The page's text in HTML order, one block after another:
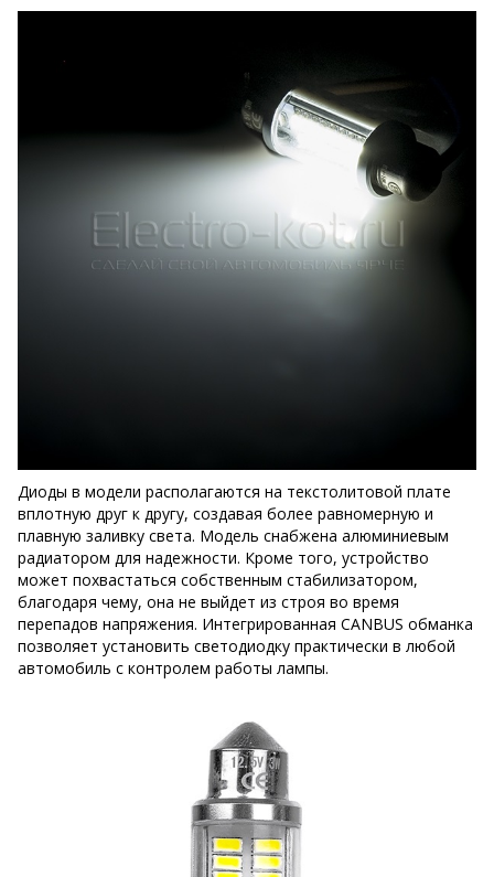
Диоды в модели располагаются на текстолитовой плате
вплотную друг к другу, создавая более равномерную и
плавную заливку света. Модель снабжена алюминиевым
радиатором для надежности. Кроме того, устройство
может похвастаться собственным стабилизатором,
благодаря чему, она не выйдет из строя во время
перепадов напряжения. Интегрированная CANBUS обманка
позволяет установить светодиодку практически в любой
автомобиль с контролем работы лампы.